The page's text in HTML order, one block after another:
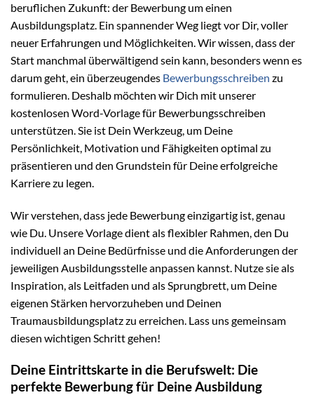
beruflichen Zukunft: der Bewerbung um einen
Ausbildungsplatz. Ein spannender Weg liegt vor Dir, voller
neuer Erfahrungen und Möglichkeiten. Wir wissen, dass der
Start manchmal überwältigend sein kann, besonders wenn es
darum geht, ein überzeugendes Bewerbungsschreiben zu
formulieren. Deshalb möchten wir Dich mit unserer
kostenlosen Word-Vorlage für Bewerbungsschreiben
unterstützen. Sie ist Dein Werkzeug, um Deine
Persönlichkeit, Motivation und Fähigkeiten optimal zu
präsentieren und den Grundstein für Deine erfolgreiche
Karriere zu legen.
Wir verstehen, dass jede Bewerbung einzigartig ist, genau
wie Du. Unsere Vorlage dient als flexibler Rahmen, den Du
individuell an Deine Bedürfnisse und die Anforderungen der
jeweiligen Ausbildungsstelle anpassen kannst. Nutze sie als
Inspiration, als Leitfaden und als Sprungbrett, um Deine
eigenen Stärken hervorzuheben und Deinen
Traumausbildungsplatz zu erreichen. Lass uns gemeinsam
diesen wichtigen Schritt gehen!
Deine Eintrittskarte in die Berufswelt: Die
perfekte Bewerbung für Deine Ausbildung